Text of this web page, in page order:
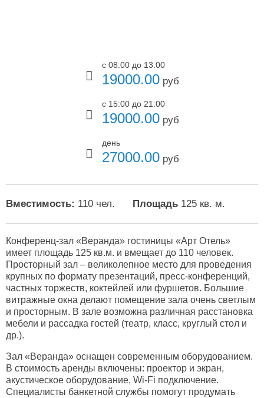
с 08:00 до 13:00
19000.00руб
с 15:00 до 21:00
19000.00руб
день
27000.00руб
Вместимость: 110 чел. Площадь 125 кв. м.
Конференц-зал «Веранда» гостиницы «Арт Отель»
имеет площадь 125 кв.м. и вмещает до 110 человек.
Просторный зал – великолепное место для проведения
крупных по формату презентаций, пресс-конференций,
частных торжеств, коктейлей или фуршетов. Большие
витражные окна делают помещение зала очень светлым
и просторным. В зале возможна различная расстановка
мебели и рассадка гостей (театр, класс, круглый стол и
др.).
Зал «Веранда» оснащен современным оборудованием.
В стоимость аренды включены: проектор и экран,
акустическое оборудование, Wi-Fi подключение.
Специалисты банкетной службы помогут продумать